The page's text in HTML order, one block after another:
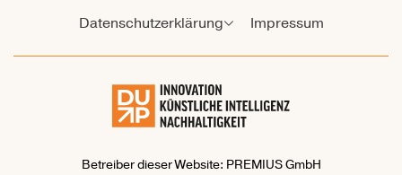
Datenschutzerklärung
Impressum
Betreiber dieser Website: PREMIUS GmbH